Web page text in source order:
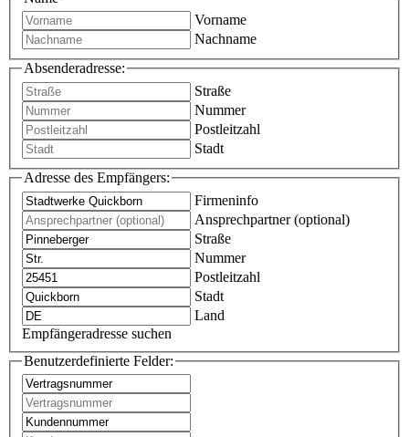
Vorname
Nachname
Absenderadresse:
Straße
Nummer
Postleitzahl
Stadt
Adresse des Empfängers:
Firmeninfo
Ansprechpartner (optional)
Straße
Nummer
Postleitzahl
Stadt
Land
Empfängeradresse suchen
Benutzerdefinierte Felder: